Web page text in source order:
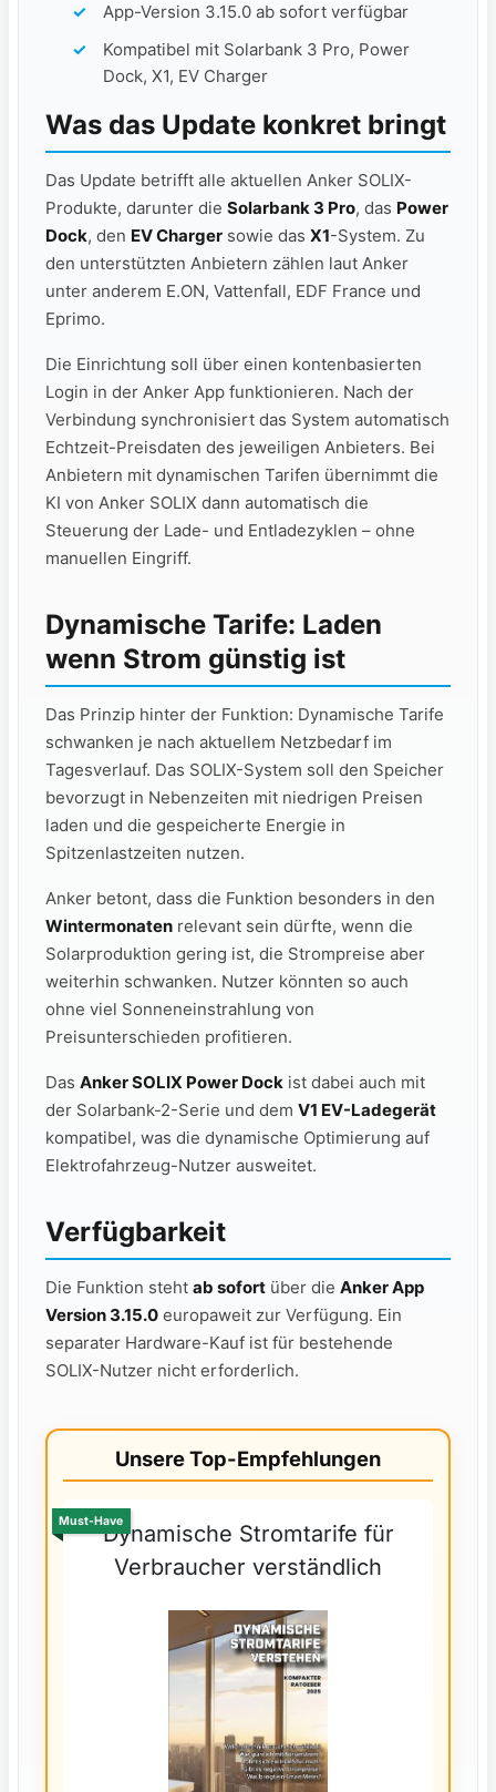
App-Version 3.15.0 ab sofort verfügbar
Kompatibel mit Solarbank 3 Pro, Power
Dock, X1, EV Charger
Was das Update konkret bringt
Das Update betrifft alle aktuellen Anker SOLIX-
Produkte, darunter die Solarbank 3 Pro, das Power
Dock, den EV Charger sowie das X1-System. Zu
den unterstützten Anbietern zählen laut Anker
unter anderem E.ON, Vattenfall, EDF France und
Eprimo.
Die Einrichtung soll über einen kontenbasierten
Login in der Anker App funktionieren. Nach der
Verbindung synchronisiert das System automatisch
Echtzeit-Preisdaten des jeweiligen Anbieters. Bei
Anbietern mit dynamischen Tarifen übernimmt die
KI von Anker SOLIX dann automatisch die
Steuerung der Lade- und Entladezyklen – ohne
manuellen Eingriff.
Dynamische Tarife: Laden
wenn Strom günstig ist
Das Prinzip hinter der Funktion: Dynamische Tarife
schwanken je nach aktuellem Netzbedarf im
Tagesverlauf. Das SOLIX-System soll den Speicher
bevorzugt in Nebenzeiten mit niedrigen Preisen
laden und die gespeicherte Energie in
Spitzenlastzeiten nutzen.
Anker betont, dass die Funktion besonders in den
Wintermonaten relevant sein dürfte, wenn die
Solarproduktion gering ist, die Strompreise aber
weiterhin schwanken. Nutzer könnten so auch
ohne viel Sonneneinstrahlung von
Preisunterschieden profitieren.
Das Anker SOLIX Power Dock ist dabei auch mit
der Solarbank-2-Serie und dem V1 EV-Ladegerät
kompatibel, was die dynamische Optimierung auf
Elektrofahrzeug-Nutzer ausweitet.
Verfügbarkeit
Die Funktion steht ab sofort über die Anker App
Version 3.15.0 europaweit zur Verfügung. Ein
separater Hardware-Kauf ist für bestehende
SOLIX-Nutzer nicht erforderlich.
Unsere Top-Empfehlungen
Dynamische Stromtarife für
Verbraucher verständlich
Must-Have